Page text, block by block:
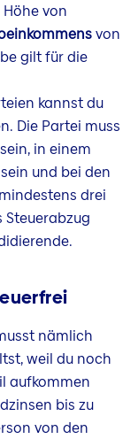
von
von
gilt für die
kannst du
Die Partei muss
in einem
und bei den
drei
nämlich
weil du noch
aufkommen
bis zu
von den